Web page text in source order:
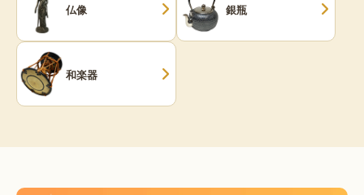
仏像 銀瓶
和楽器